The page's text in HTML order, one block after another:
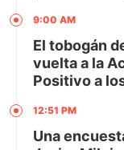
9:00 AM
El tobogán
vuelta a la
Positivo a
12:51 PM
Una